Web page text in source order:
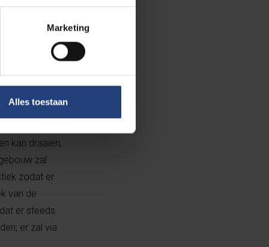
Marketing
Alles toestaan
voor
in het
Het
nog vrij zijn,
kan draaien,
zal
zodat er
van de
er steeds
er zal via